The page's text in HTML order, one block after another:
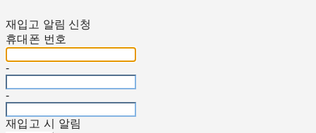
재입고 알림 신청
휴대폰 번호
-
-
재입고 시 알림